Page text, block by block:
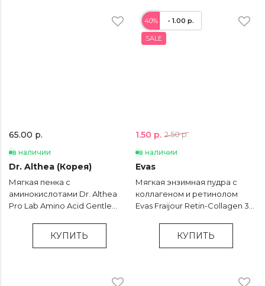
65.00 р.
в наличии
Dr. Althea (Корея)
Мягкая пенка с
аминокислотами Dr. Althea
Pro Lab Amino Acid Gentle
КУПИТЬ
SALE
40% - 1.00 р.
1.50 р. 2.50 р.
в наличии
Evas
Мягкая энзимная пудра с
коллагеном и ретинолом
Evas Fraijour Retin-Collagen 3D
КУПИТЬ